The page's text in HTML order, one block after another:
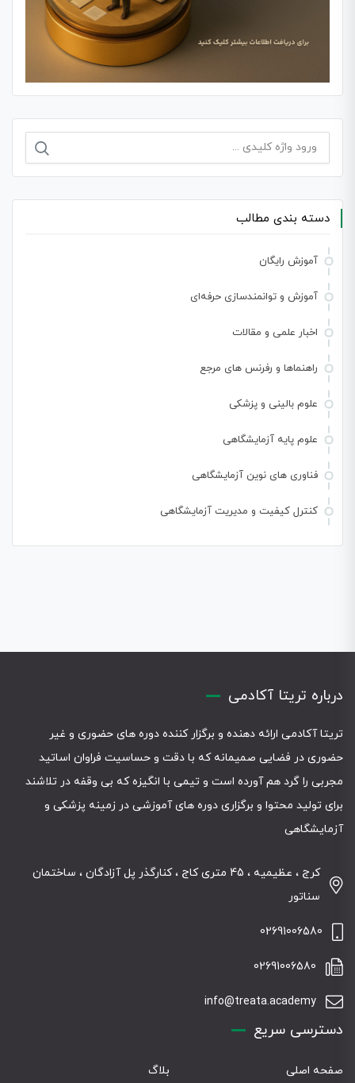
جستجو
برای:
دسته بندی مطالب
آموزش رایگان
آموزش و توانمندسازی حرفه‌ای
اخبار علمی و مقالات
راهنماها و رفرنس های مرجع
علوم بالینی و پزشکی
علوم پایه آزمایشگاهی
فناوری های نوین آزمایشگاهی
کنترل کیفیت و مدیریت آزمایشگاهی
درباره تریتا آکادمی
تریتا آکادمی ارائه دهنده و برگزار کننده دوره های حضوری و غیر
حضوری در فضایی صمیمانه که با دقت و حساسیت فراوان اساتید
مجربی را گرد هم آورده است و تیمی با انگیزه که بی وقفه در تلاشند
برای تولید محتوا و برگزاری دوره های آموزشی در زمینه پزشکی و
آزمایشگاهی
کرج ، عظیمیه ، 45 متری کاج ، کنارگذر پل آزادگان ، ساختمان
سناتور
02691006580
02691006580
info@treata.academy
دسترسی سریع
صفحه اصلی بلاگ